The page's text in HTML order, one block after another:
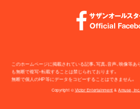
このホームページに掲載されている記事、写真、音声、映像等
も無断で複写・転載することは禁じられております。
無断で個人のHP等にデータをコピーすることはできません。
Copyright ©Victor Entertainment &Amuse, Inc.